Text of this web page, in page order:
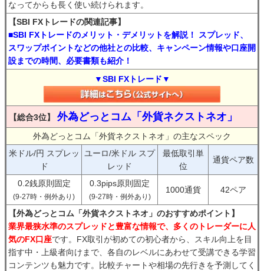
なってからも長く使い続けられます。
【SBI FXトレードの関連記事】
■SBI FXトレードのメリット・デメリットを解説！ スプレッド、
スワップポイントなどの他社との比較、キャンペーン情報や口座開
設までの時間、必要書類も紹介！
▼SBI FXトレード▼
【総合3位】 外為どっとコム「外貨ネクストネオ」
外為どっとコム「外貨ネクストネオ」の主なスペック
米ドル/円 スプレッ
ド
ユーロ/米ドル スプ
レッド
最低取引単
位
通貨ペア数
0.2銭原則固定
(9-27時・例外あり)
0.3pips原則固定
(9-27時・例外あり)
1000通貨 42ペア
【外為どっとコム「外貨ネクストネオ」のおすすめポイント】
業界最狭水準のスプレッドと豊富な情報で、多くのトレーダーに人
気のFX口座です。FX取引が初めての初心者から、スキル向上を目
指す中・上級者向けまで、各自のレベルにあわせて受講できる学習
コンテンツも魅力です。比較チャートや相場の先行きを予測してく